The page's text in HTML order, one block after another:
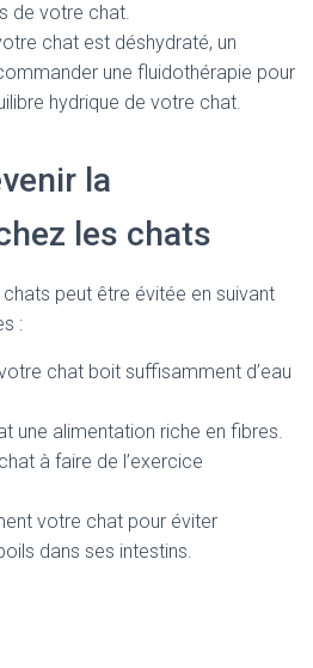
de votre chat.
chat est déshydraté, un
une fluidothérapie pour
hydrique de votre chat.
la
les chats
peut être évitée en suivant
:
chat boit suffisamment d’eau
une alimentation riche en fibres.
à faire de l’exercice
votre chat pour éviter
dans ses intestins.